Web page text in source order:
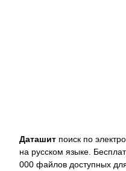
Даташит поиск по
на русском языке.
000 файлов доступных